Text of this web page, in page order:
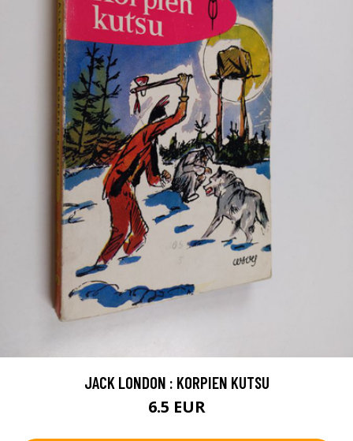
JACK LONDON : KORPIEN KUTSU
6.5 EUR